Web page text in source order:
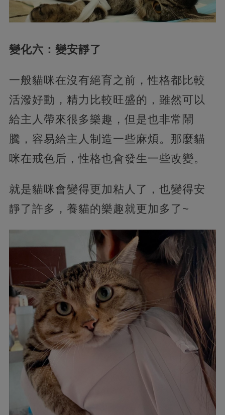
變化六：變安靜了
一般貓咪在沒有絕育之前，性格都比較
活潑好動，精力比較旺盛的，雖然可以
給主人帶來很多樂趣，但是也非常鬧
騰，容易給主人制造一些麻煩。那麼貓
咪在戒色后，性格也會發生一些改變。
就是貓咪會變得更加粘人了，也變得安
靜了許多，養貓的樂趣就更加多了~